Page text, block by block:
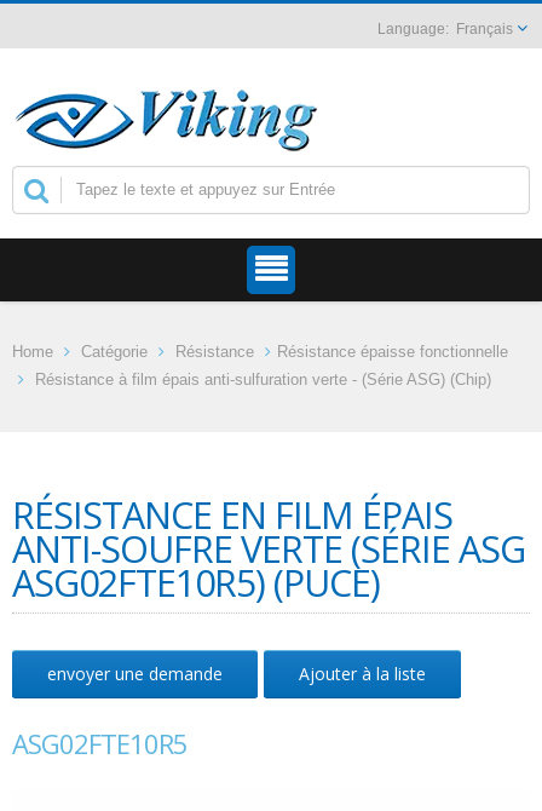
Français
Home Catégorie Résistance
Résistance épaisse fonctionnelle
Résistance à film épais anti-sulfuration verte - (Série ASG) (Chip)
RÉSISTANCE EN FILM ÉPAIS
ANTI-SOUFRE VERTE (SÉRIE ASG
ASG02FTE10R5) (PUCE)
envoyer une demande Ajouter à la liste
ASG02FTE10R5